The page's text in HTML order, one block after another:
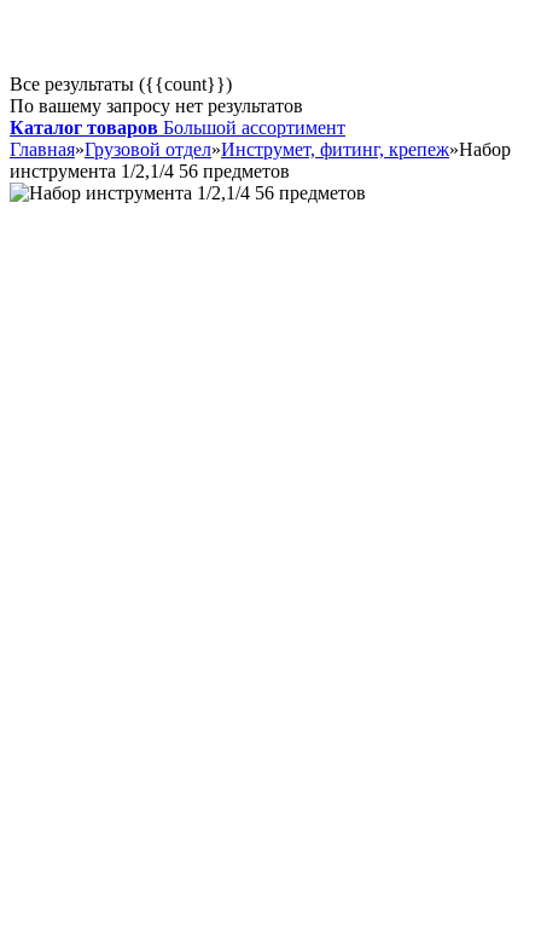
Все результаты ({{count}})
По вашему запросу нет результатов
Каталог товаров Большой ассортимент
Главная»Грузовой отдел»Инструмет, фитинг, крепеж»Набор
инструмента 1/2,1/4 56 предметов